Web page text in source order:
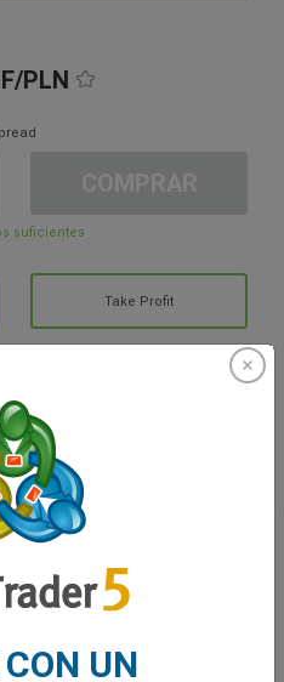
PLN
suficientes
Take Profit
de trading
UN